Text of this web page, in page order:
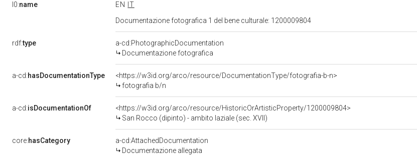
l0:name EN
IT
Documentazione fotografica 1 del bene culturale: 1200009804
rdf:type
a-cd:PhotographicDocumentation
Documentazione fotografica
a-cd:hasDocumentationType
<https://w3id.org/arco/resource/DocumentationType/fotografia-b-n>
fotografia b/n
a-cd:isDocumentationOf
<https://w3id.org/arco/resource/HistoricOrArtisticProperty/1200009804>
San Rocco (dipinto) - ambito laziale (sec. XVII)
core:hasCategory
a-cd:AttachedDocumentation
Documentazione allegata